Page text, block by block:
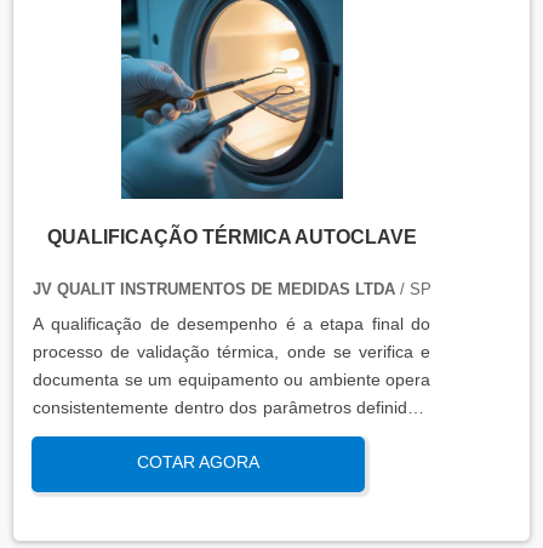
QUALIFICAÇÃO TÉRMICA AUTOCLAVE
JV QUALIT INSTRUMENTOS DE MEDIDAS LTDA/ SP
A qualificação de desempenho é a etapa final do
processo de validação térmica, onde se verifica e
documenta se um equipamento ou ambiente opera
consistentemente dentro dos parâmetros definidos,
sob condições reais de uso. Esta qualificação
assegura que os processos atendem aos requisitos
regulatórios e de qualidade, garantindo segurança
COTAR AGORA